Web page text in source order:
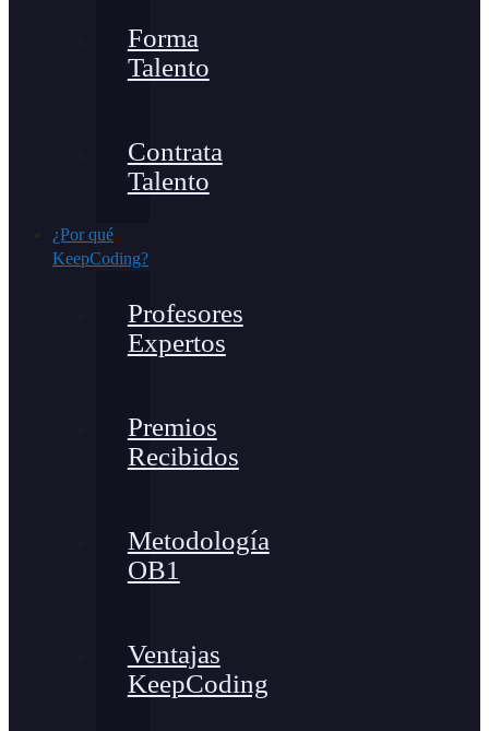
Forma
Talento
Contrata
Talento
¿Por qué
KeepCoding?
Profesores
Expertos
Premios
Recibidos
Metodología
OB1
Ventajas
KeepCoding